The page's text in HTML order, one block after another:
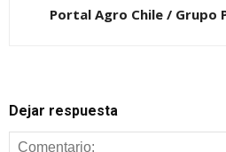
Portal Agro Chile / Grupo
Dejar respuesta